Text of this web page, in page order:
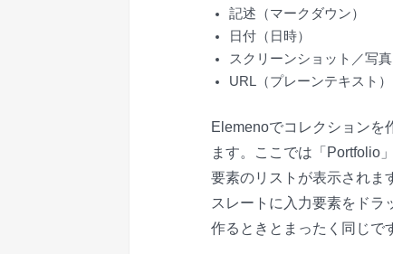
記述（マークダウン）
日付（日時）
スクリーンショット／写
URL（プレーンテキスト）
Elemenoでコレクションを
ます。ここでは「Portfolio
要素のリストが表示されま
スレートに入力要素をドラ
作るときとまったく同じで